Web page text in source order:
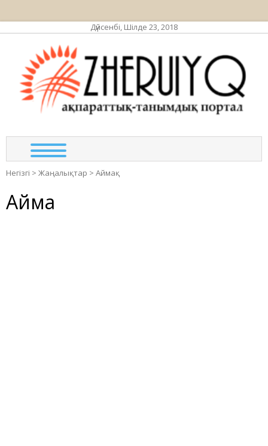
Дүйсенбі, Шілде 23, 2018
Негізгі > Жаңалықтар > Аймақ
Аймақ